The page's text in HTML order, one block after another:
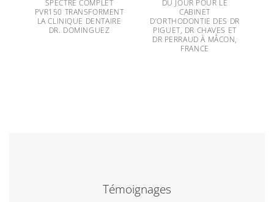
SPECTRE COMPLET
PVR150 TRANSFORMENT
LA CLINIQUE DENTAIRE
DR. DOMINGUEZ
DU JOUR POUR LE
CABINET
D’ORTHODONTIE DES DR
PIGUET, DR CHAVES ET
DR PERRAUD À MÂCON,
FRANCE
Témoignages